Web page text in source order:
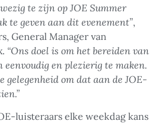
te zijn op JOE Summer
te geven aan dit evenement”,
General Manager van
“Ons doel is om het bereiden van
eenvoudig en plezierig te maken.
gelegenheid om dat aan de JOE-
luisteraars elke weekdag kans